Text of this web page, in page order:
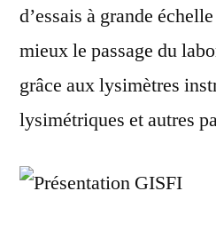
d’essais à grande
mieux le passage du
grâce aux lysimètres
lysimétriques et autres